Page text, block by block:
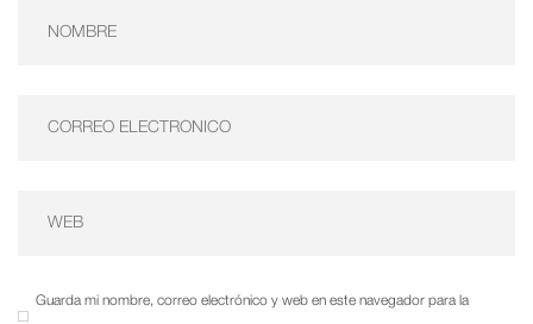
Guarda mi nombre, correo electrónico y web en este navegador para la